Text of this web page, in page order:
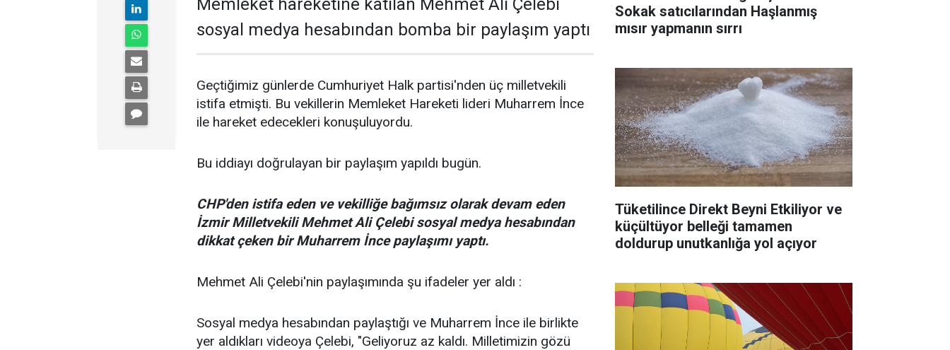
Memleket hareketine katılan Mehmet Ali Çelebi
sosyal medya hesabından bomba bir paylaşım yaptı
Geçtiğimiz günlerde Cumhuriyet Halk partisi'nden üç milletvekili
istifa etmişti. Bu vekillerin Memleket Hareketi lideri Muharrem İnce
ile hareket edecekleri konuşuluyordu.
Bu iddiayı doğrulayan bir paylaşım yapıldı bugün.
CHP'den istifa eden ve vekilliğe bağımsız olarak devam eden
İzmir Milletvekili Mehmet Ali Çelebi sosyal medya hesabından
dikkat çeken bir Muharrem İnce paylaşımı yaptı.
Mehmet Ali Çelebi'nin paylaşımında şu ifadeler yer aldı :
Sosyal medya hesabından paylaştığı ve Muharrem İnce ile birlikte
yer aldıkları videoya Çelebi, "Geliyoruz az kaldı. Milletimizin gözü
Sokak satıcılarından Haşlanmış
mısır yapmanın sırrı
Tüketilince Direkt Beyni Etkiliyor ve
küçültüyor belleği tamamen
doldurup unutkanlığa yol açıyor